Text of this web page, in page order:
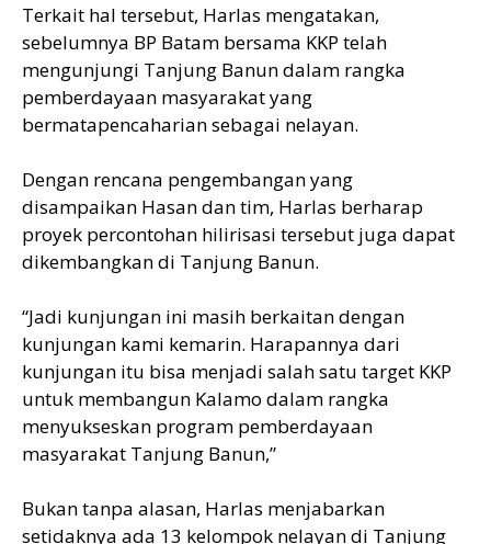
Terkait hal tersebut, Harlas mengatakan,
sebelumnya BP Batam bersama KKP telah
mengunjungi Tanjung Banun dalam rangka
pemberdayaan masyarakat yang
bermatapencaharian sebagai nelayan.
Dengan rencana pengembangan yang
disampaikan Hasan dan tim, Harlas berharap
proyek percontohan hilirisasi tersebut juga dapat
dikembangkan di Tanjung Banun.
“Jadi kunjungan ini masih berkaitan dengan
kunjungan kami kemarin. Harapannya dari
kunjungan itu bisa menjadi salah satu target KKP
untuk membangun Kalamo dalam rangka
menyukseskan program pemberdayaan
masyarakat Tanjung Banun,”
Bukan tanpa alasan, Harlas menjabarkan
setidaknya ada 13 kelompok nelayan di Tanjung